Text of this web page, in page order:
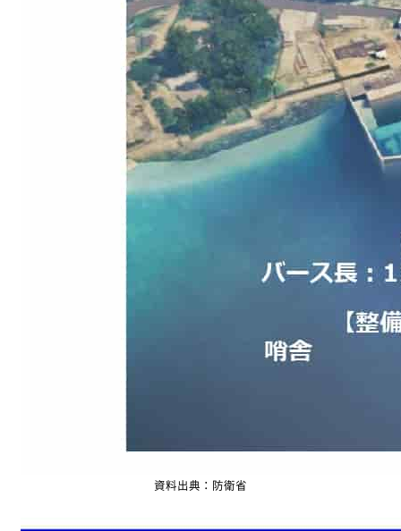
資料出典：防衛省